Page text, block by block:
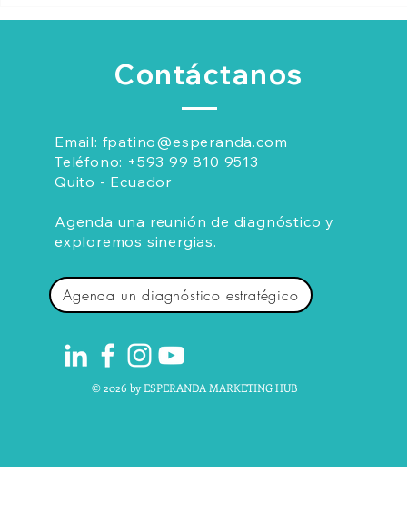
B2B sin depender
recomendaciones
empresas
Contáctanos
Email: fpatino@esperanda.com
Teléfono: +593 99 810 9513
Quito - Ecuador
Agenda una reunión de diagnóstico y
exploremos sinergias.
Agenda un diagnóstico estratégico
© 2026 by ESPERANDA MARKETING HUB